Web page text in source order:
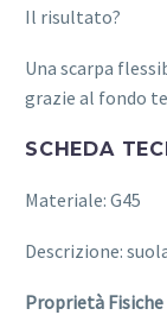
Il risultato?
Una scarpa
grazie al fondo
SCHEDA
Materiale: G45
Descrizione:
Proprietà Fisiche